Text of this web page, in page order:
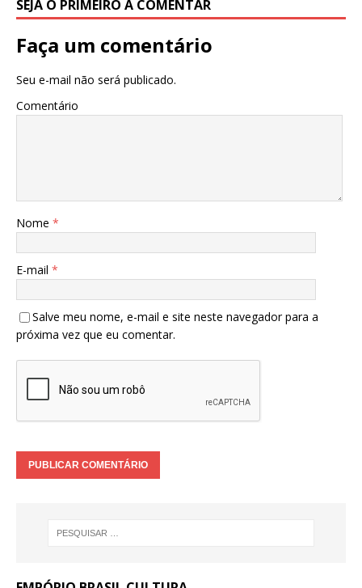
SEJA O PRIMEIRO A COMENTAR
Faça um comentário
Seu e-mail não será publicado.
Comentário
Nome *
E-mail *
Salve meu nome, e-mail e site neste navegador para a
próxima vez que eu comentar.